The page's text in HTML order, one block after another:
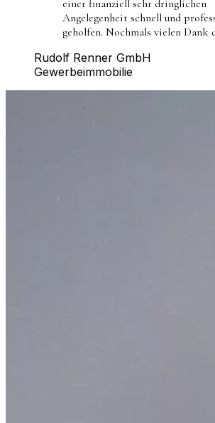
einer finanziell sehr dringlichen
Angelegenheit schnell und
geholfen. Nochmals vielen Dank
Rudolf Renner GmbH
Gewerbeimmobilie